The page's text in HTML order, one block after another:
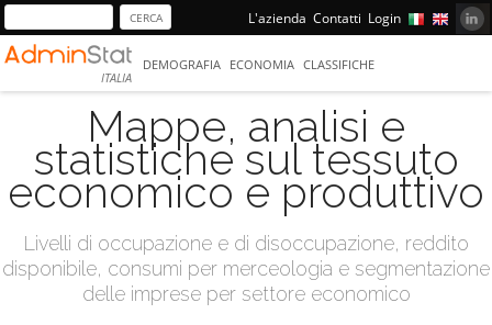
L'azienda Contatti Login
ITALIA
DEMOGRAFIA ECONOMIA CLASSIFICHE
Mappe, analisi e
statistiche sul tessuto
economico e produttivo
Livelli di occupazione e di disoccupazione, reddito
disponibile, consumi per merceologia e segmentazione
delle imprese per settore economico